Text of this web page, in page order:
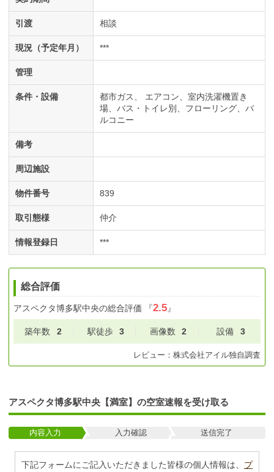
引渡 相談
現況（予定年月） ***
管理
条件・設備 都市ガス エアコン
室内洗濯機置き
場
バス・トイレ別 フローリング
バ
ルコニー
備考
周辺施設
物件番号 839
取引態様 仲介
情報登録日 ***
総合評価
アスペクタ博多駅中央の総合評価 『2.5』
築年数 2 駅徒歩 3 画像数 2 設備 3
レビュー： 株式会社アイル独自調査
アスペクタ博多駅中央【満室】の空室速報を受け取る
内容入力 入力確認 送信完了
下記フォームにご記入いただきました皆様の個人情報は、 プ